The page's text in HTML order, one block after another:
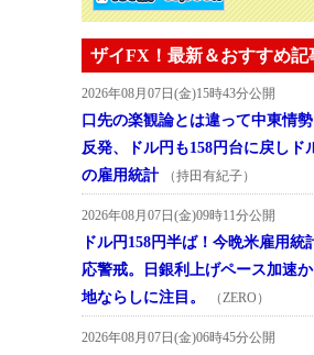
ザイFX！最新＆おすすめ記
2026年08月07日(金)15時43分公開
口先の楽観論とは違って中東情
反発、ドル円も158円台に戻しド
の雇用統計
（持田有紀子）
2026年08月07日(金)09時11分公開
ドル円158円半ば！今晩米雇用
応警戒。日銀利上げペース加速
地ならしに注目。
（ZERO）
2026年08月07日(金)06時45分公開